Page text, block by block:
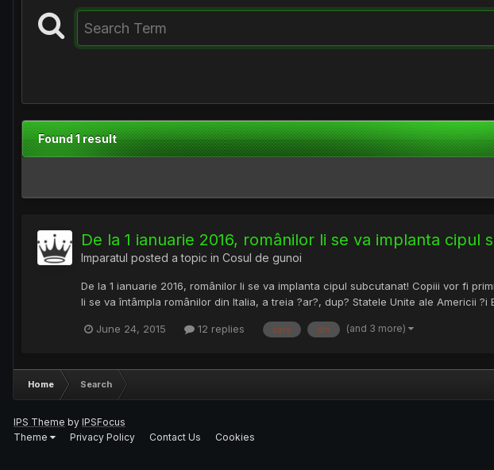
Found 1 result
De la 1 ianuarie 2016, românilor li se va implanta cipul
Imparatul posted a topic in Cosul de gunoi
De la 1 ianuarie 2016, românilor li se va implanta cipul subcutanat! Copiii vor fi
li se va întâmpla românilor din Italia, a treia ?ar?, dup? Statele Unite ale Americii ?i
June 24, 2015 12 replies care din (and 3 more)
Home Search
IPS Theme by IPSFocus
Theme
Privacy Policy Contact Us Cookies